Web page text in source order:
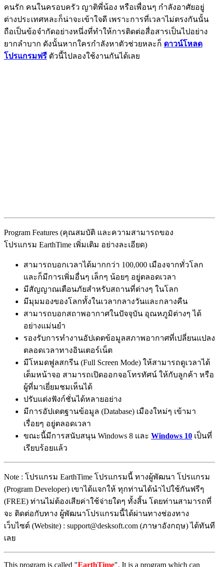
คนรัก คนในครอบครัว ญาติพี่น้อง หรือเพื่อนๆ กำลังอาศัยอยู่
ต่างประเทศหละก็น่าจะเข้าใจดี เพราะการที่เวลาไม่ตรงกันนั้น
ถือเป็นข้อจำกัดอย่างหนึ่งที่ทำให้การติดต่อสื่อสารเป็นไปอย่าง
ยากลำบาก ดังนั้นหากใครกำลังหาตัวช่วยหละก็ ดาวน์โหลด
โปรแกรมฟรี ตัวนี้ไปลองใช้งานกันได้เลย
Program Features (คุณสมบัติ และความสามารถของ
โปรแกรม EarthTime เพิ่มเติม อย่างละเอียด)
สามารถบอกเวลาได้มากกว่า 100,000 เมืองจากทั่วโลก
และก็มีการเพิ่มอื่นๆ เล็กๆ น้อยๆ อยู่ตลอดเวลา
มีสัญญาณเตือนภัยสำหรับสถานที่ต่างๆ ในโลก
มีมุมมองของโลกทั้งในเวลากลางวันและกลางคืน
สามารถบอกสถาพอากาศในปัจจุบัน อุณหภูมิต่างๆ ได้
อย่างแม่นยำ
รองรับการทำงานอัปเดตข้อมูลสภาพอากาศที่เปลี่ยนแปลง
ตลอดเวลาทางอินเตอร์เน็ต
มีโหมดฟูลสกรีน (Full Screen Mode) ให้สามารถดูเวลาได้
เต็มหน้าจอ สามารถเปิดออกจอโทรทัศน์ ให้กับลูกค้า หรือ
ผู้ที่มาเยี่ยมชมเห็นได้
ปรับแต่งฟังก์ชั่นได้หลายอย่าง
มีการอัปเดตฐานข้อมูล (Database) เมืองใหม่ๆ เข้ามา
เรื่อยๆ อยู่ตลอดเวลา
ขณะนี้มีการสนับสนุน Windows 8 และ Windows 10 เป็นที่
เรียบร้อยแล้ว
Note : โปรแกรม EarthTime โปรแกรมนี้ ทางผู้พัฒนา โปรแกรม
(Program Developer) เขาได้แจกให้ ทุกท่านได้นำไปใช้กันฟรีๆ
(FREE) ท่านไม่ต้องเสียค่าใช้จ่ายใดๆ ทั้งสิ้น โดยท่านสามารถที่
จะ ติดต่อกับทาง ผู้พัฒนาโปรแกรมนี้ได้ผ่านทางช่องทาง
เว็บไซต์ (Website) : support@desksoft.com (ภาษาอังกฤษ) ได้ทันที
เลย
This program is called "EarthTime". It is a program which can